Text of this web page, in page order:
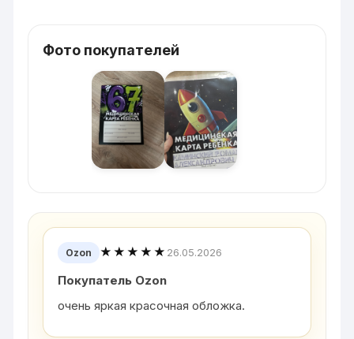
Фото покупателей
Ozon ★★★★★ 26.05.2026
Покупатель Ozon
очень яркая красочная обложка.